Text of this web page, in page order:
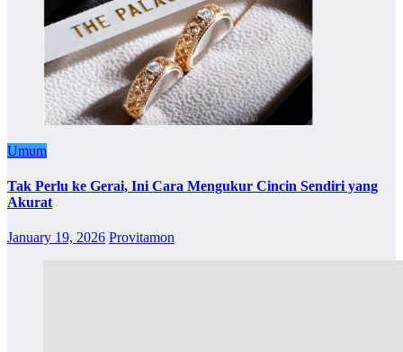
Umum
Tak Perlu ke Gerai, Ini Cara Mengukur Cincin Sendiri yang
Akurat
January 19, 2026 Provitamon